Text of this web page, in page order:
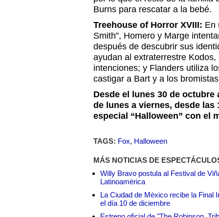
Burns para rescatar a la bebé.
Treehouse of Horror XVIII: En
Smith”, Homero y Marge
después de descubrir sus
ayudan al extraterrestre
intenciones; y Flanders utiliza
castigar a Bart y a los
Desde el lunes 30 de
de lunes a viernes, desde las
especial “Halloween” con el
TAGS: Fox, Halloween
MÁS NOTICIAS DE
Willy Bravo postula al Festival de
Latinoamérica
La Ciudad de México recibe la Final
el día 10 de diciembre